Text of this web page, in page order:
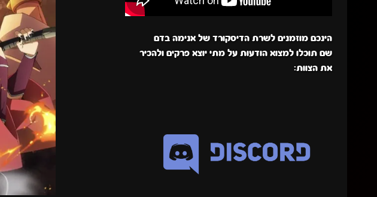
הינכם מוזמנים לשרת הדיסקורד של אנימה בדם
שם תוכלו למצוא הודעות על מתי יוצא פרקים ולהכיר
את הצוות: